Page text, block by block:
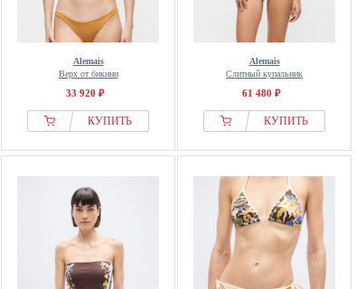
Alemais
Верх от бикини
33 920 ₽
КУПИТЬ
Alemais
Слитный купальник
61 480 ₽
КУПИТЬ